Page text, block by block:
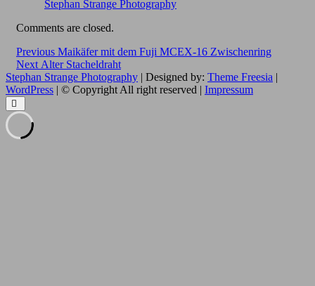
Stephan Strange Photography
Comments are closed.
Beitragsnavigation
Previous Previous
post:
Maikäfer mit dem Fuji MCEX-16 Zwischenring
Next Next
post:
Alter Stacheldraht
Stephan Strange Photography | Designed by: Theme Freesia
WordPress | © Copyright All right reserved | Impressum